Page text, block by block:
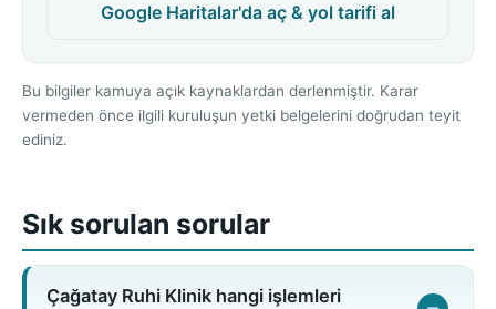
Google Haritalar'da aç & yol tarifi al
Bu bilgiler kamuya açık kaynaklardan derlenmiştir. Karar
vermeden önce ilgili kuruluşun yetki belgelerini doğrudan teyit
ediniz.
Sık sorulan sorular
Çağatay Ruhi Klinik hangi işlemleri